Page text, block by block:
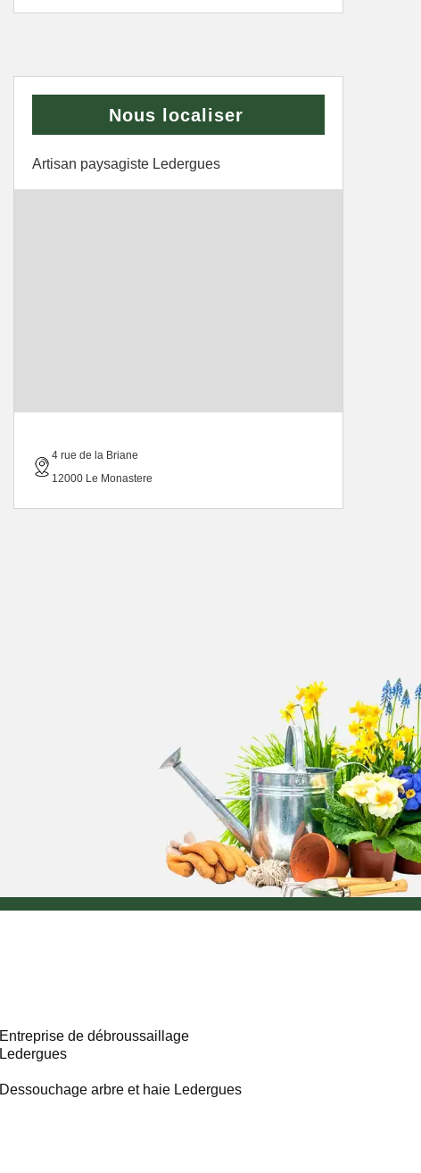
Nous localiser
Artisan paysagiste Ledergues
4 rue de la Briane
12000 Le Monastere
Entreprise de débroussaillage
Ledergues
Dessouchage arbre et haie Ledergues